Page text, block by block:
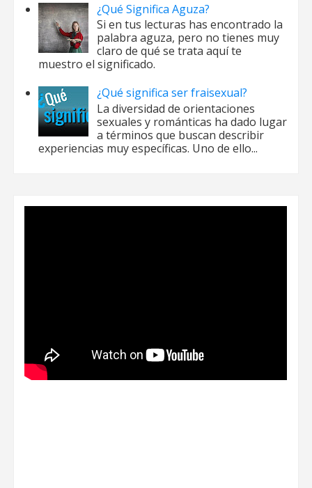
¿Qué Significa Aguza?
Si en tus lecturas has encontrado la
palabra aguza, pero no tienes muy
claro de qué se trata aquí te
muestro el significado.
¿Qué significa ser fraisexual?
La diversidad de orientaciones
sexuales y románticas ha dado lugar
a términos que buscan describir
experiencias muy específicas. Uno de ello...